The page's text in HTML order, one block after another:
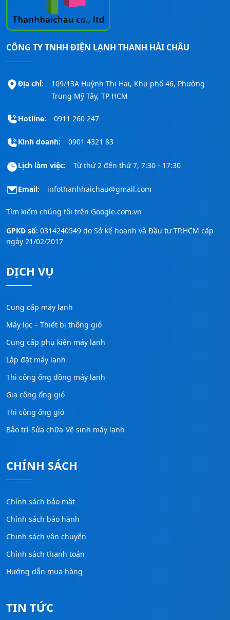
Bạn đang có nhu cầu cần được tư vấn –
báo giá – khảo sát – lắp đặt các loại máy
lạnh Panasonic cho mọi công trình, bạn
liên hệ ngay đến số
CÔNG TY TNHH ĐIỆN LẠNH THANH HẢI CHÂU
Địa chỉ:
109/13A Huỳnh Thị Hai, Khu phố 46, Phường
Trung Mỹ Tây, TP HCM
Hotline: 0911 260 247
Kinh doanh: 0901 4321 83
Lịch làm việc: Từ thứ 2 đến thứ 7, 7:30 - 17:30
Email: infothanhhaichau@gmail.com
Tìm kiếm chúng tôi trên Google.com.vn
GPKD số: 0314240549 do Sở kế hoạnh và Đầu tư TP.HCM cấp
ngày 21/02/2017
DỊCH VỤ
Cung cấp máy lạnh
Máy lọc – Thiết bị thông gió
Cung cấp phụ kiện máy lạnh
Lắp đặt máy lạnh
Thi công ống đồng máy lạnh
Gia công ống gió
Thi công ống gió
Bảo trì-Sửa chữa-Vệ sinh máy lạnh
CHÍNH SÁCH
Chính sách bảo mật
Chính sách bảo hành
Chinh sách vận chuyển
Chính sách thanh toán
Hướng dẫn mua hàng
TIN TỨC